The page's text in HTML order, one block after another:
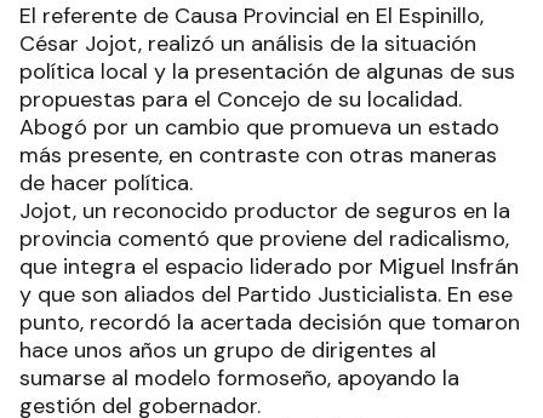
El referente de Causa Provincial en El Espinillo,
César Jojot, realizó un análisis de la situación
política local y la presentación de algunas de sus
propuestas para el Concejo de su localidad.
Abogó por un cambio que promueva un estado
más presente, en contraste con otras maneras
de hacer política.
Jojot, un reconocido productor de seguros en la
provincia comentó que proviene del radicalismo,
que integra el espacio liderado por Miguel Insfrán
y que son aliados del Partido Justicialista. En ese
punto, recordó la acertada decisión que tomaron
hace unos años un grupo de dirigentes al
sumarse al modelo formoseño, apoyando la
gestión del gobernador.